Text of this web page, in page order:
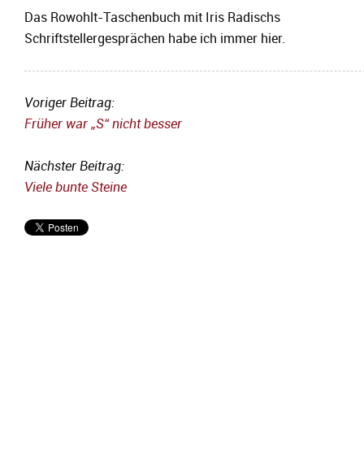
Das Rowohlt-Taschenbuch mit Iris Radischs
Schriftstellergesprächen habe ich immer hier.
Voriger Beitrag:
Früher war „S“ nicht besser
Nächster Beitrag:
Viele bunte Steine